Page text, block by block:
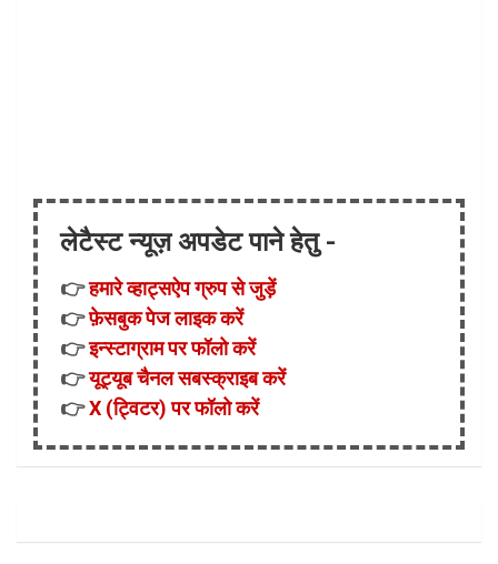
लेटैस्ट न्यूज़ अपडेट पाने हेतु -
👉हमारे व्हाट्सऐप ग्रुप से जुड़ें
👉फ़ेसबुक पेज लाइक करें
👉इन्स्टाग्राम पर फॉलो करें
👉यूट्यूब चैनल सबस्क्राइब करें
👉X (ट्विटर) पर फॉलो करें